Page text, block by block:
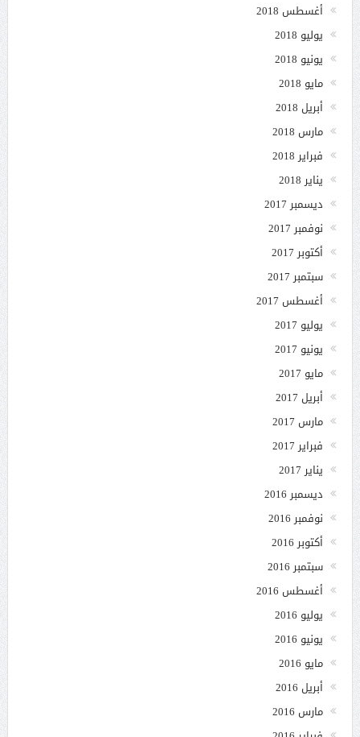
أغسطس 2018
يوليو 2018
يونيو 2018
مايو 2018
أبريل 2018
مارس 2018
فبراير 2018
يناير 2018
ديسمبر 2017
نوفمبر 2017
أكتوبر 2017
سبتمبر 2017
أغسطس 2017
يوليو 2017
يونيو 2017
مايو 2017
أبريل 2017
مارس 2017
فبراير 2017
يناير 2017
ديسمبر 2016
نوفمبر 2016
أكتوبر 2016
سبتمبر 2016
أغسطس 2016
يوليو 2016
يونيو 2016
مايو 2016
أبريل 2016
مارس 2016